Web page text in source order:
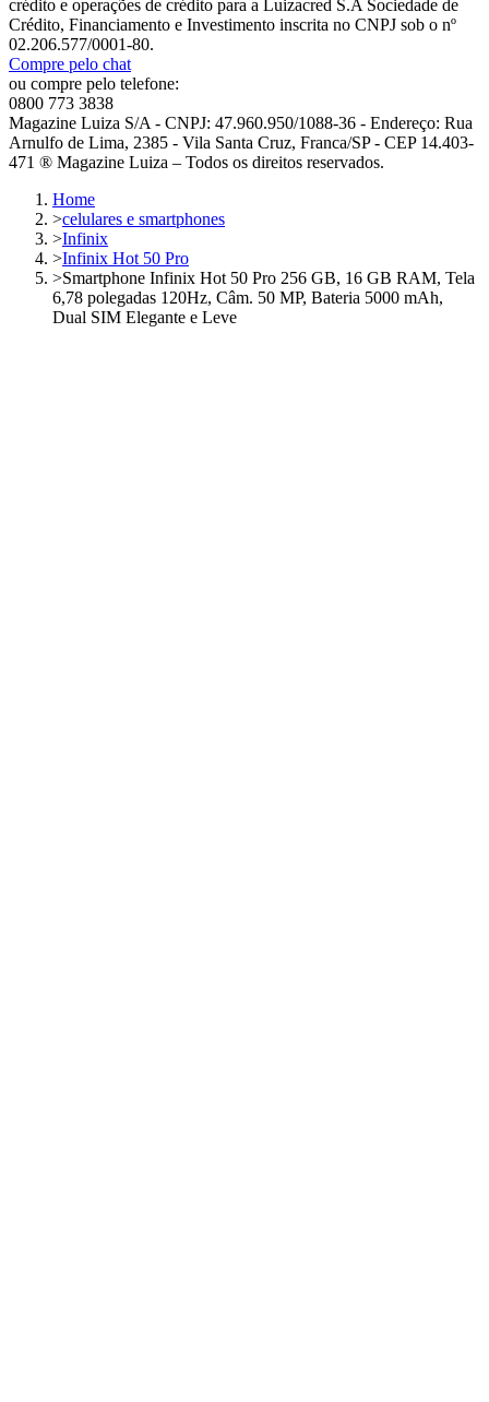
crédito e operações de crédito para a Luizacred S.A Sociedade de
Crédito, Financiamento e Investimento inscrita no CNPJ sob o nº
02.206.577/0001-80.
Compre pelo chat
ou compre pelo telefone:
0800 773 3838
Magazine Luiza S/A - CNPJ: 47.960.950/1088-36 - Endereço: Rua
Arnulfo de Lima, 2385 - Vila Santa Cruz, Franca/SP - CEP 14.403-
471 ® Magazine Luiza – Todos os direitos reservados.
Home
>celulares e smartphones
>Infinix
>Infinix Hot 50 Pro
>Smartphone Infinix Hot 50 Pro 256 GB, 16 GB RAM, Tela
6,78 polegadas 120Hz, Câm. 50 MP, Bateria 5000 mAh,
Dual SIM Elegante e Leve